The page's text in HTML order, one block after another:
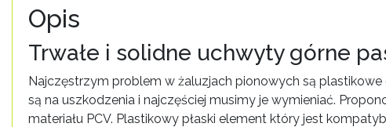
Opis
Trwałe i solidne uchwyty górne
Najczęstrzym problem w żaluzjach pionowych są plastikowe
są na uszkodzenia i najczęściej musimy je wymieniać.
materiału PCV. Plastikowy płaski element który jest